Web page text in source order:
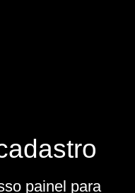
painel para